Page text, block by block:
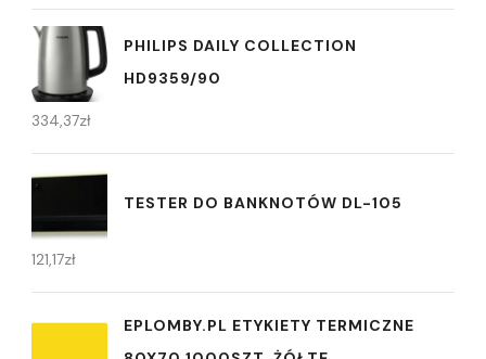
PHILIPS DAILY COLLECTION
HD9359/90
334,37zł
TESTER DO BANKNOTÓW DL-105
121,17zł
EPLOMBY.PL ETYKIETY TERMICZNE